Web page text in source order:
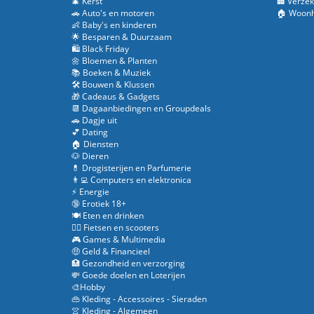
🚗 Auto's en motoren
👶 Baby's en kinderen
🌟 Besparen & Duurzaam
🛍️ Black Friday
🌼 Bloemen & Planten
📚 Boeken & Muziek
🛠️ Bouwen & Klussen
🎁 Cadeaus & Gadgets
📆 Dagaanbiedingen en Groupdeals
🚗 Dagje uit
💕 Dating
🏠 Diensten
🐶 Dieren
💊 Drogisterijen en Parfumerie
👨‍💻 Computers en elektronica
⚡ Energie
🔞 Erotiek 18+
🍽️ Eten en drinken
🚴‍♂️ Fietsen en scooters
🎮 Games & Multimedia
🤑 Geld & Financieel
🏥 Gezondheid en verzorging
💸 Goede doelen en Loterijen
🎨Hobby
👜 Kleding - Accessoires - Sieraden
👚 Kleding - Algemeen
🏠